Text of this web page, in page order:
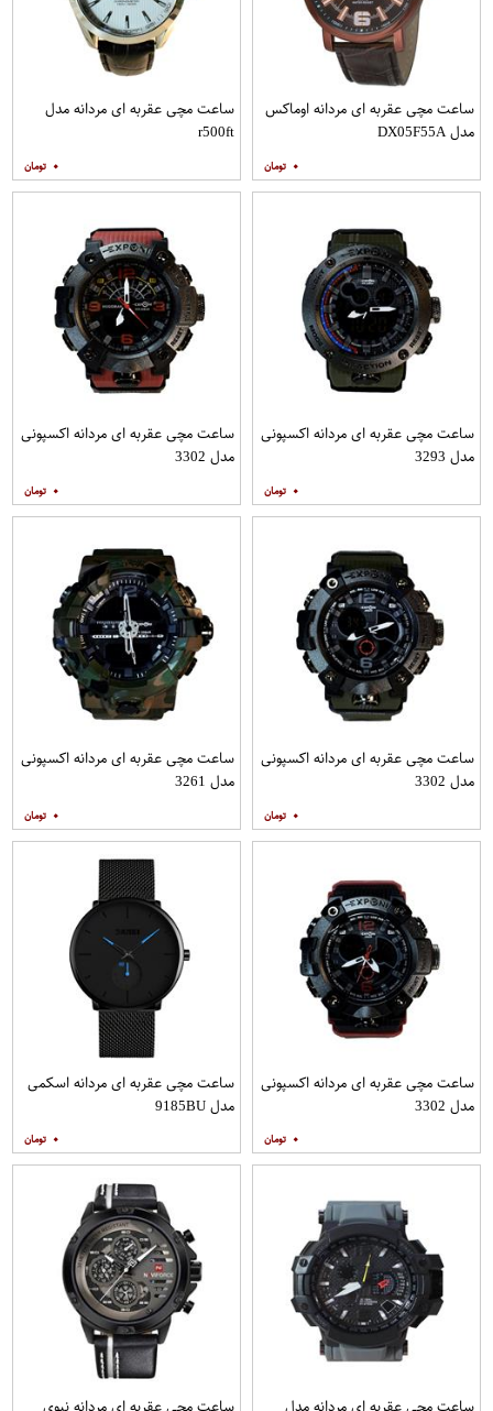
ساعت مچی عقربه ای مردانه اوماکس
مدل DX05F55A
۰
ساعت مچی عقربه ای مردانه مدل
r500ft
۰
ساعت مچی عقربه ای مردانه اکسپونی
مدل 3293
۰
ساعت مچی عقربه ای مردانه اکسپونی
مدل 3302
۰
ساعت مچی عقربه ای مردانه اکسپونی
مدل 3302
۰
ساعت مچی عقربه ای مردانه اکسپونی
مدل 3261
۰
ساعت مچی عقربه ای مردانه اکسپونی
مدل 3302
۰
ساعت مچی عقربه ای مردانه اسکمی
مدل 9185BU
۰